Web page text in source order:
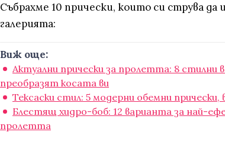
Събрахме 10 прически, които си струва да
галерията:
Виж още:
Актуални прически за пролетта: 8 стилни
преобразят косата ви
Тексаски стил: 5 модерни обемни
Блестящ хидро-боб: 12 варианта за най-
пролетта